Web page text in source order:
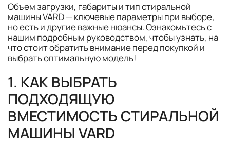
Объем загрузки, габариты и тип стиральной
машины VARD — ключевые параметры при выборе,
но есть и другие важные нюансы. Ознакомьтесь с
нашим подробным руководством, чтобы узнать, на
что стоит обратить внимание перед покупкой и
выбрать оптимальную модель!
1. КАК ВЫБРАТЬ
ПОДХОДЯЩУЮ
ВМЕСТИМОСТЬ СТИРАЛЬНОЙ
МАШИНЫ VARD